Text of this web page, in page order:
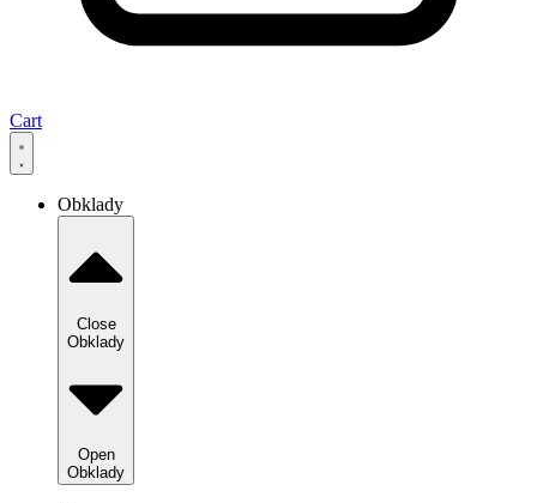
Cart
Obklady
Close
Obklady
Open
Obklady